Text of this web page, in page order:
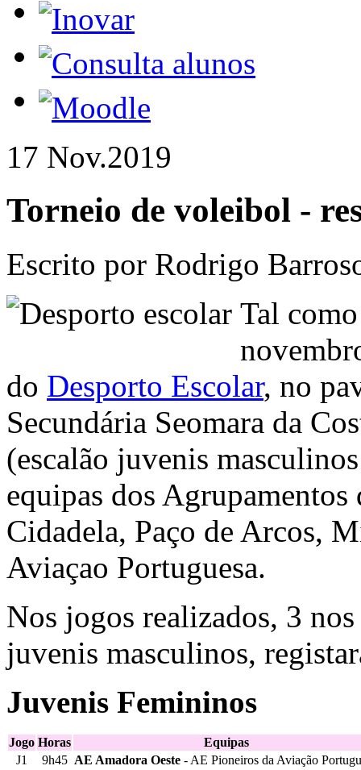
17 Nov.2019
Torneio de voleibol -
Escrito por Rodrigo
Tal
do Desporto Escolar, no
Secundária Seomara da
(escalão juvenis
equipas dos Agrupamentos
Cidadela, Paço de Arcos,
Aviaçao Portuguesa.
Nos jogos realizados, 3
juvenis masculinos,
Juvenis Femininos
Jogo Horas
Equipas
J1
9h45 AE Amadora Oeste - AE Pioneiros da Aviação